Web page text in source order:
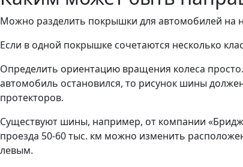
Можно разделить покрышки для автомобилей на
Если в одной покрышке сочетаются несколько
Определить ориентацию вращения колеса
автомобиль остановился, то рисунок шины
протекторов.
Существуют шины, например, от компании
проезда 50-60 тыс. км можно изменить
левым.